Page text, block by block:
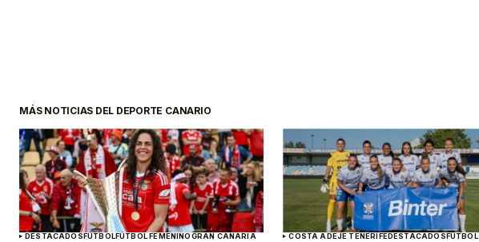
MÁS NOTICIAS DEL DEPORTE CANARIO
DESTACADOSFÚTBOLFÚTBOL FEMENINOGRAN CANARIA COSTA ADEJE TENERIFEDESTACADOSFÚTBOL